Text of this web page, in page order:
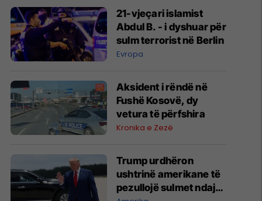
21-vjeçari islamist
Abdul B. - i dyshuar për
sulm terrorist në Berlin
Evropa
Aksident i rëndë në
Fushë Kosovë, dy
vetura të përfshira
Kronika e Zezë
Trump urdhëron
ushtrinë amerikane të
pezullojë sulmet ndaj